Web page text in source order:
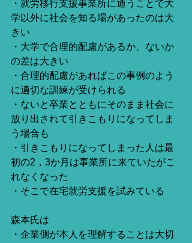
・就労移行支援事業所に通うことで大
学以外に社会を知る場があったのは大
きい
・大学で合理的配慮があるか、ないか
の差は大きい
・合理的配慮があればこの事例のよう
に適切な訓練が受けられる
・ないと卒業とともにそのまま社会に
放り出されて引きこもりになってしま
う場合も
・引きこもりになってしまった人は最
初の2，3か月は事業所に来ていたがこ
れなくなった
・そこで在宅就労支援を試みている
森本氏は
・企業側が本人を理解することは大切